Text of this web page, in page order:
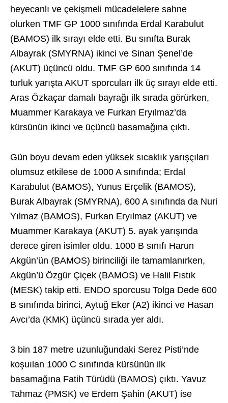
heyecanlı ve çekişmeli mücadelelere sahne
olurken TMF GP 1000 sınıfında Erdal Karabulut
(BAMOS) ilk sırayı elde etti. Bu sınıfta Burak
Albayrak (SMYRNA) ikinci ve Sinan Şenel’de
(AKUT) üçüncü oldu. TMF GP 600 sınıfında 14
turluk yarışta AKUT sporcuları ilk üç sırayı elde etti.
Aras Özkaçar damalı bayrağı ilk sırada görürken,
Muammer Karakaya ve Furkan Eryılmaz’da
kürsünün ikinci ve üçüncü basamağına çıktı.
Gün boyu devam eden yüksek sıcaklık yarışçıları
olumsuz etkilese de 1000 A sınıfında; Erdal
Karabulut (BAMOS), Yunus Erçelik (BAMOS),
Burak Albayrak (SMYRNA), 600 A sınıfında da Nuri
Yılmaz (BAMOS), Furkan Eryılmaz (AKUT) ve
Muammer Karakaya (AKUT) 5. ayak yarışında
derece giren isimler oldu. 1000 B sınıfı Harun
Akgün’ün (BAMOS) birinciliği ile tamamlanırken,
Akgün’ü Özgür Çiçek (BAMOS) ve Halil Fıstık
(MESK) takip etti. ENDO sporcusu Tolga Dede 600
B sınıfında birinci, Aytuğ Eker (A2) ikinci ve Hasan
Avcı’da (KMK) üçüncü sırada yer aldı.
3 bin 187 metre uzunluğundaki Serez Pisti’nde
koşuılan 1000 C sınıfında kürsünün ilk
basamağına Fatih Türüdü (BAMOS) çıktı. Yavuz
Tahmaz (PMSK) ve Erdem Şahin (AKUT) ise